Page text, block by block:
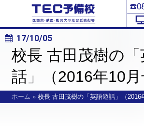
17/10/05
校長 古田茂樹の「
話」（2016年10月
ホーム » 校長 古田茂樹の「英語遊話」（2016